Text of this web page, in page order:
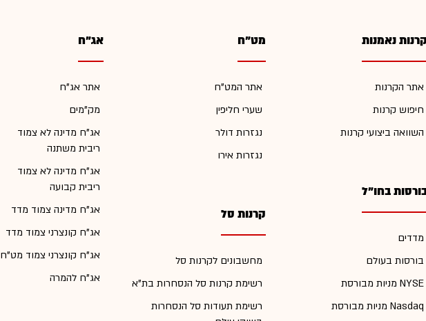
קרנות נאמנות
אתר הקרנות
חיפוש קרנות
השוואה ביצועי קרנות
בחו"ל
מדדים
בורסות בעולם
מניות מבורסת NYSE
מניות מבורסת Nasdaq
מט"ח
אתר המט"ח
שערי חליפין
נגזרות דולר
נגזרות אירו
קרנות סל
מחשבונים לקרנות סל
רשימת קרנות סל הנסחרות בת"א
רשימת תעודות סל הנסחרות
אג"ח
אתר אג"ח
מק"מים
אג"ח מדינה לא צמוד
ריבית משתנה
אג"ח מדינה לא צמוד
ריבית קבועה
אג"ח מדינה צמוד מדד
אג"ח קונצרני צמוד מדד
אג"ח קונצרני צמוד מט"ח
אג"ח להמרה